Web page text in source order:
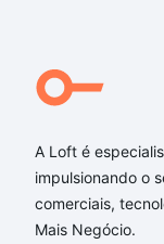
Qual o preço
Primavera,
Aqui na Loft
Imóveis à
SP que custam
opções de
A Loft é
impulsionando o
comerciais,
Mais Negócio.